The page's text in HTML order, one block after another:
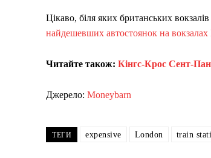
Цікаво, біля яких британських
найдешевших автостоянок на вокзалах
Читайте також: Кінгс-Крос Сент-
Джерело: Moneybarn
ТЕГИ expensive London train